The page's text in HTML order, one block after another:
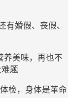
有婚假、丧假、
养美味，再也不
题